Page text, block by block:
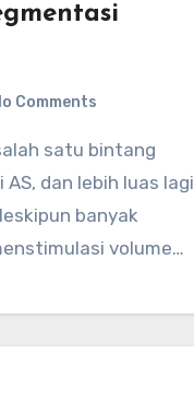
Comments
dan lebih luas lagi
banyak
volume…